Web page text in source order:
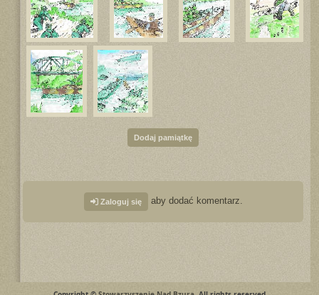
Dodaj pamiątkę
Zaloguj się aby dodać komentarz.